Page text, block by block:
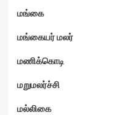
மங்கை
மங்கையர் மலர்
மணிக்கொடி
மறுமலர்ச்சி
மல்லிகை